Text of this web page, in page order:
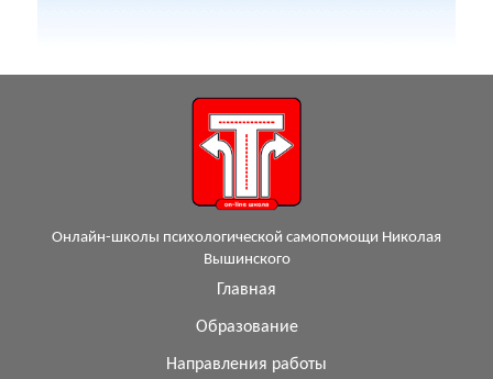
Онлайн-школы психологической самопомощи Николая
Вышинского
Главная
Образование
Направления работы